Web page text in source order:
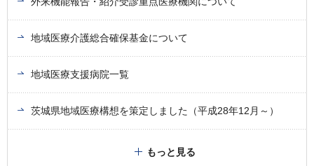
地域医療介護総合確保基金について
地域医療支援病院一覧
茨城県地域医療構想を策定しました（平成28年12月～）
もっと見る